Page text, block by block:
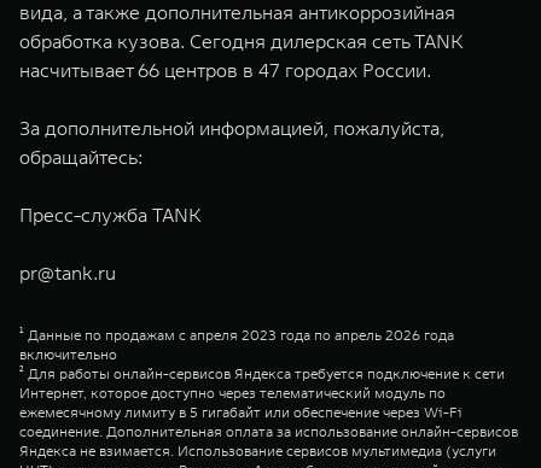
вида, а также дополнительная антикоррозийная
обработка кузова. Сегодня дилерская сеть TANK
насчитывает 66 центров в 47 городах России.
За дополнительной информацией, пожалуйста,
обращайтесь:
Пресс-служба TANK
pr@tank.ru
¹ Данные по продажам с апреля 2023 года по апрель 2026 года
включительно
² Для работы онлайн-сервисов Яндекса требуется подключение к сети
Интернет, которое доступно через телематический модуль по
ежемесячному лимиту в 5 гигабайт или обеспечение через Wi-Fi
соединение. Дополнительная оплата за использование онлайн-сервисов
Яндекса не взимается. Использование сервисов мультимедиа (услуги